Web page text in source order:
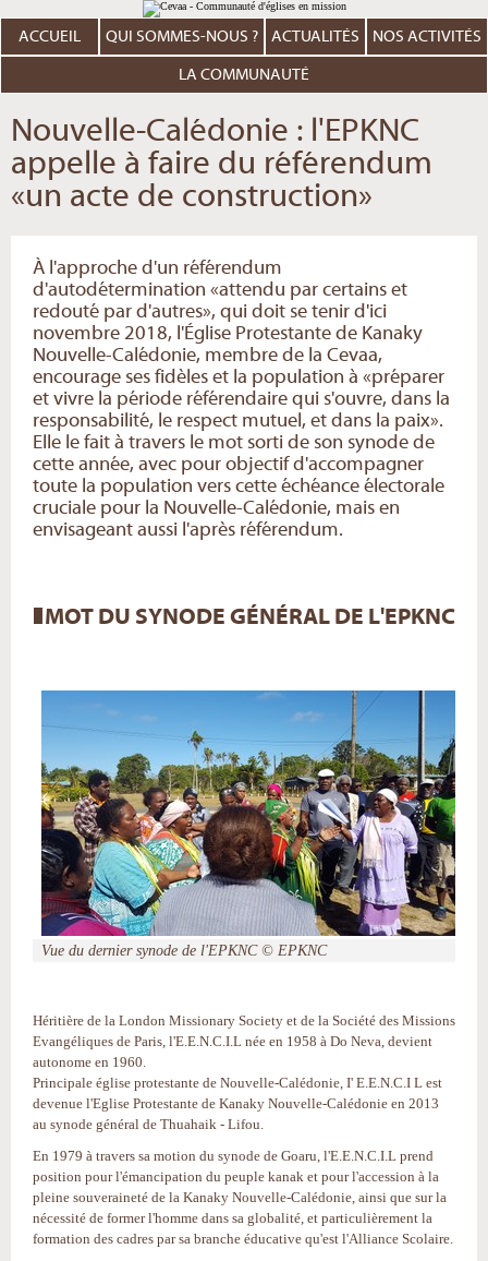
au
contenu.
Aller
personnels
ACCUEIL QUI SOMMES-NOUS ? ACTUALITÉS NOS ACTIVITÉS
LA COMMUNAUTÉ
Nouvelle-Calédonie : l'EPKNC
appelle à faire du référendum
«un acte de construction»
À l'approche d'un référendum
d'autodétermination «attendu par certains et
redouté par d'autres», qui doit se tenir d'ici
novembre 2018, l'Église Protestante de Kanaky
Nouvelle-Calédonie, membre de la Cevaa,
encourage ses fidèles et la population à «préparer
et vivre la période référendaire qui s'ouvre, dans la
responsabilité, le respect mutuel, et dans la paix».
Elle le fait à travers le mot sorti de son synode de
cette année, avec pour objectif d'accompagner
toute la population vers cette échéance électorale
cruciale pour la Nouvelle-Calédonie, mais en
envisageant aussi l'après référendum.
MOT DU SYNODE GÉNÉRAL DE L'EPKNC
Vue du dernier synode de l'EPKNC © EPKNC
Héritière de la London Missionary Society et de la Société des Missions
Evangéliques de Paris, l'E.E.N.C.I.L née en 1958 à Do Neva, devient
autonome en 1960.
Principale église protestante de Nouvelle-Calédonie, I' E.E.N.C.I L est
devenue l'Eglise Protestante de Kanaky Nouvelle-Calédonie en 2013
au synode général de Thuahaik - Lifou.
En 1979 à travers sa motion du synode de Goaru, l'E.E.N.C.I.L prend
position pour l'émancipation du peuple kanak et pour l'accession à la
pleine souveraineté de la Kanaky Nouvelle-Calédonie, ainsi que sur la
nécessité de former l'homme dans sa globalité, et particulièrement la
formation des cadres par sa branche éducative qu'est l'Alliance Scolaire.